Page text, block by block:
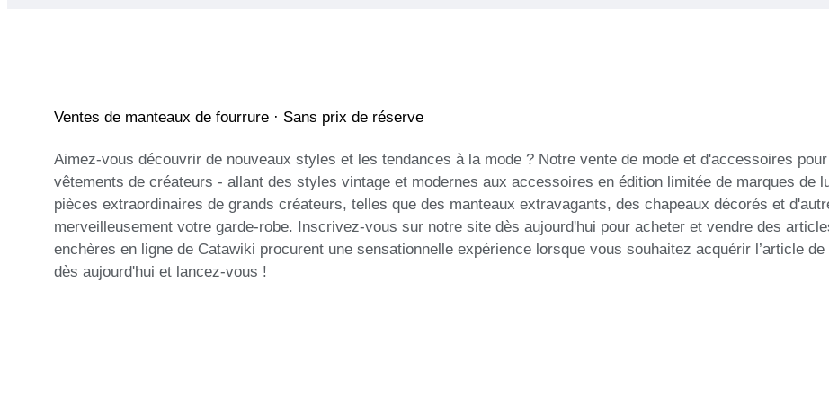
Ventes de manteaux de fourrure · Sans prix de réserve
Aimez-vous découvrir de nouveaux styles et les tendances à la mode ? Notre vente de mode et d'accessoires
vêtements de créateurs - allant des styles vintage et modernes aux accessoires en édition limitée de marques de
pièces extraordinaires de grands créateurs, telles que des manteaux extravagants, des chapeaux décorés et
merveilleusement votre garde-robe. Inscrivez-vous sur notre site dès aujourd'hui pour acheter et vendre des
enchères en ligne de Catawiki procurent une sensationnelle expérience lorsque vous souhaitez acquérir l’article
dès aujourd'hui et lancez-vous !